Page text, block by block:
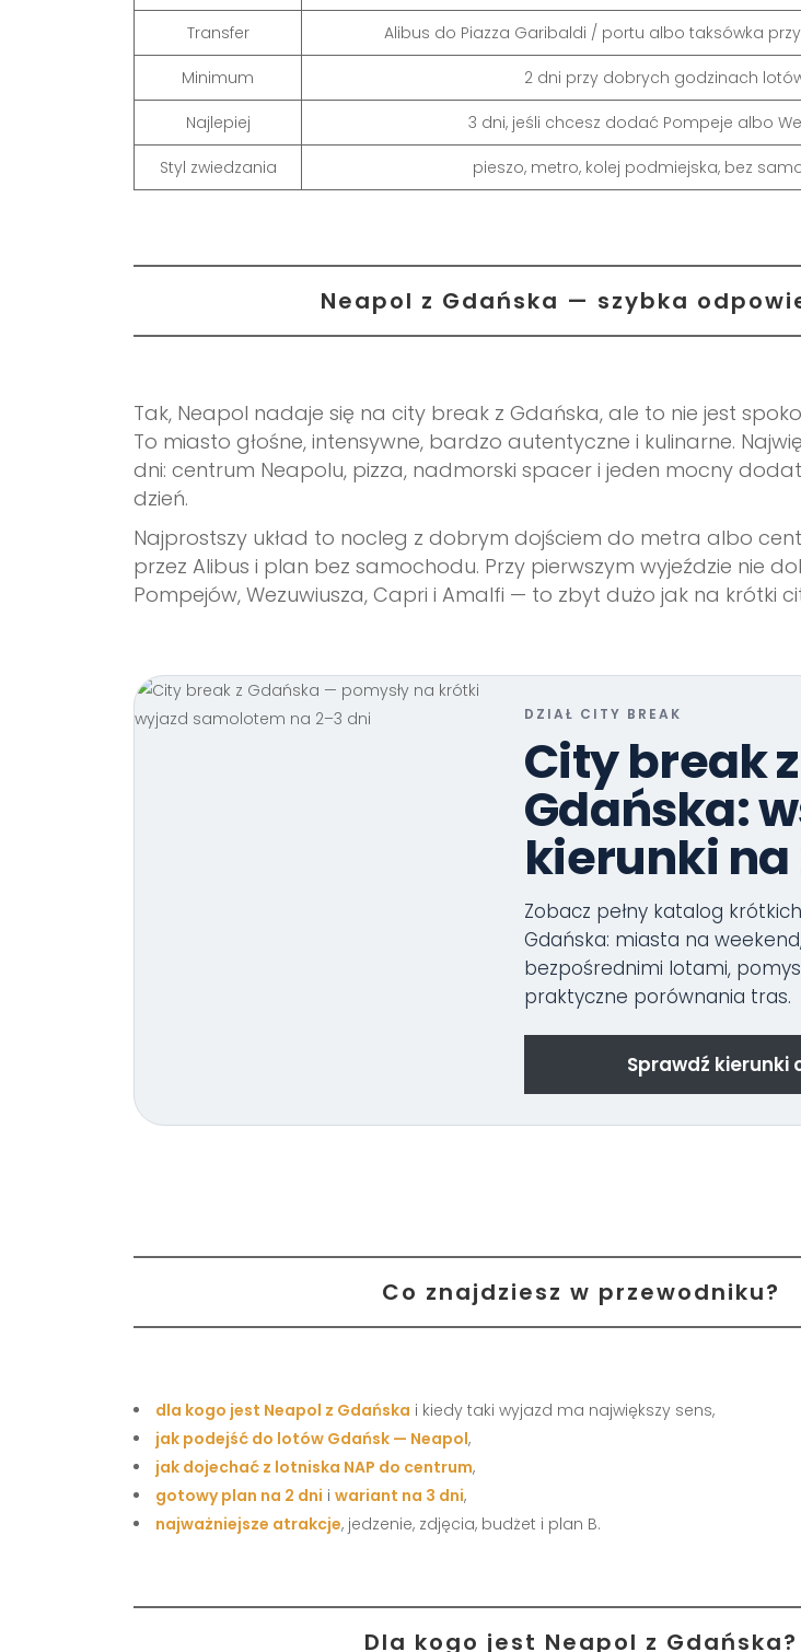
Transfer Alibus do Piazza Garibaldi / portu albo taksówka
Minimum 2 dni przy dobrych godzinach
Najlepiej 3 dni, jeśli chcesz dodać Pompeje albo
Styl zwiedzania pieszo, metro, kolej podmiejska, bez
Neapol z Gdańska — szybka
Tak, Neapol nadaje się na city break z Gdańska, ale to nie jest
To miasto głośne, intensywne, bardzo autentyczne i kulinarne.
dni: centrum Neapolu, pizza, nadmorski spacer i jeden mocny
dzień.
Najprostszy układ to nocleg z dobrym dojściem do metra albo
przez Alibus i plan bez samochodu. Przy pierwszym wyjeździe nie
Pompejów, Wezuwiusza, Capri i Amalfi — to zbyt dużo jak na krótki
DZIAŁ CITY BREAK
City break z
Gdańska:
kierunki na
Zobacz pełny katalog
Gdańska: miasta na
bezpośrednimi lotami,
praktyczne porównania tras.
Sprawdź kierunki
Co znajdziesz w przewodniku?
dla kogo jest Neapol z Gdańska i kiedy taki wyjazd ma największy sens,
jak podejść do lotów Gdańsk — Neapol,
jak dojechać z lotniska NAP do centrum,
gotowy plan na 2 dni i wariant na 3 dni,
najważniejsze atrakcje, jedzenie, zdjęcia, budżet i plan B.
Dla kogo jest Neapol z Gdańska?